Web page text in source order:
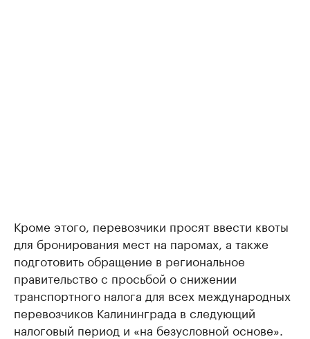
Кроме этого, перевозчики просят ввести квоты
для бронирования мест на паромах, а также
подготовить обращение в региональное
правительство с просьбой о снижении
транспортного налога для всех международных
перевозчиков Калининграда в следующий
налоговый период и «на безусловной основе».